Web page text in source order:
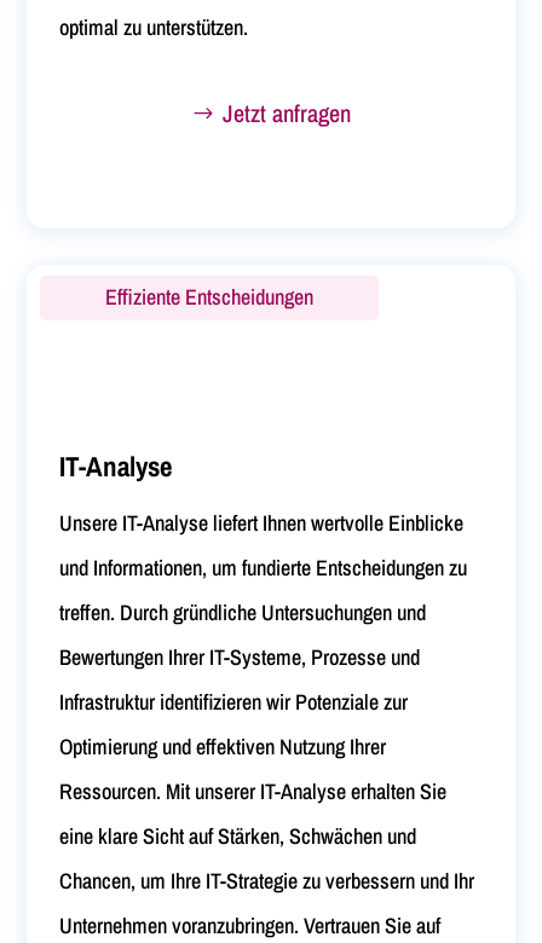
optimal zu unterstützen.
Jetzt anfragen
Effiziente Entscheidungen
IT-Analyse
Unsere IT-Analyse liefert Ihnen wertvolle Einblicke
und Informationen, um fundierte Entscheidungen zu
treffen. Durch gründliche Untersuchungen und
Bewertungen Ihrer IT-Systeme, Prozesse und
Infrastruktur identifizieren wir Potenziale zur
Optimierung und effektiven Nutzung Ihrer
Ressourcen. Mit unserer IT-Analyse erhalten Sie
eine klare Sicht auf Stärken, Schwächen und
Chancen, um Ihre IT-Strategie zu verbessern und Ihr
Unternehmen voranzubringen. Vertrauen Sie auf